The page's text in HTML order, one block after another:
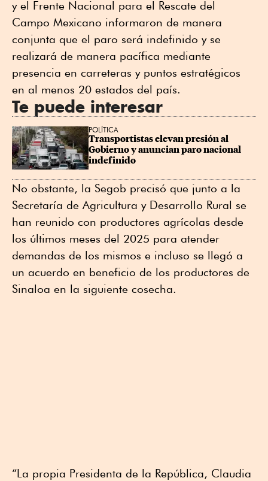
y el Frente Nacional para el Rescate del
Campo Mexicano informaron de manera
conjunta que el paro será indefinido y se
realizará de manera pacífica mediante
presencia en carreteras y puntos estratégicos
en al menos 20 estados del país.
Te puede interesar
POLÍTICA
Transportistas elevan presión al
Gobierno y anuncian paro nacional
indefinido
No obstante, la Segob precisó que junto a la
Secretaría de Agricultura y Desarrollo Rural se
han reunido con productores agrícolas desde
los últimos meses del 2025 para atender
demandas de los mismos e incluso se llegó a
un acuerdo en beneficio de los productores de
Sinaloa en la siguiente cosecha.
“La propia Presidenta de la República, Claudia